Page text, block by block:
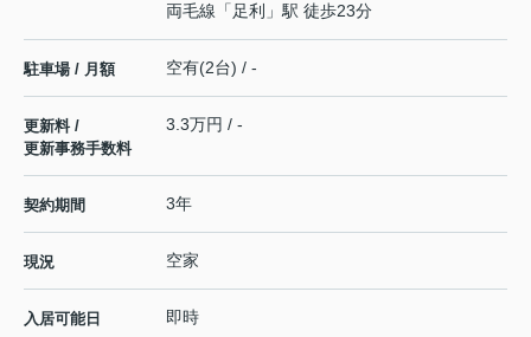
両毛線 「 足利 」駅 徒歩23分
駐車場 / 月額 空有(2台) / -
更新料 /
更新事務手数料
3.3万円 / -
契約期間 3年
現況 空家
入居可能日 即時